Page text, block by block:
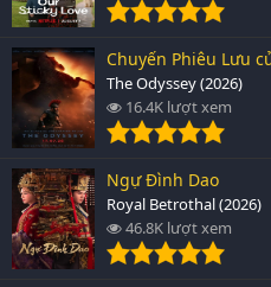
Chuyến Phiêu Lưu
The Odyssey (2026)
16.4K lượt xem
Ngự Đình Dao
Royal Betrothal (2026)
46.8K lượt xem